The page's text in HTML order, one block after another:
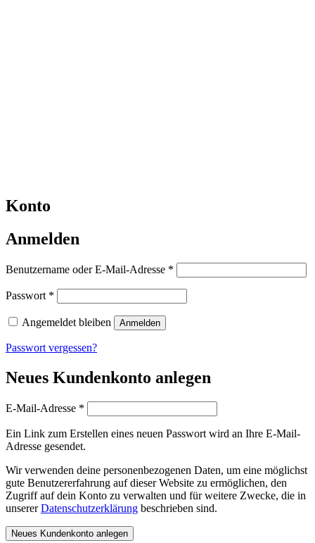
Konto
Anmelden
Benutzername oder E-Mail-Adresse *
Passwort *
Angemeldet bleiben Anmelden
Passwort vergessen?
Neues Kundenkonto anlegen
E-Mail-Adresse *
Ein Link zum Erstellen eines neuen Passwort wird an Ihre E-Mail-
Adresse gesendet.
Wir verwenden deine personenbezogenen Daten, um eine möglichst
gute Benutzererfahrung auf dieser Website zu ermöglichen, den
Zugriff auf dein Konto zu verwalten und für weitere Zwecke, die in
unsererDatenschutzerklärung beschrieben sind.
Neues Kundenkonto anlegen